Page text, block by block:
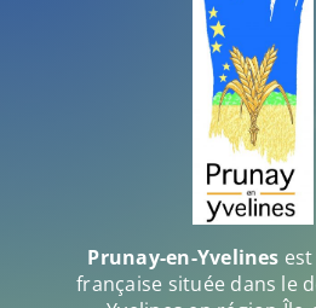
Prunay-en-Yvelines
française située dans le